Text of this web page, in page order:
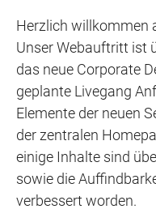
Herzlich willkommen
Unser Webauftritt ist
das neue Corporate
geplante Livegang
Elemente der neuen
der zentralen
einige Inhalte sind
sowie die
verbessert worden.